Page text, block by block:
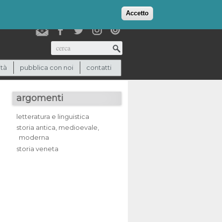
Accetto
(0)
Cerca
pubblica con noi contatti
argomenti
letteratura e linguistica
storia antica, medioevale,
moderna
storia veneta